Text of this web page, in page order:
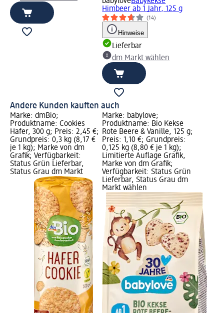
Himbeer ab 1 Jahr, 125 g
(14)
Hinweise
Lieferbar
dm Markt wählen
Andere Kunden kauften auch
Marke: dmBio;
Produktname: Cookies
Hafer, 300 g; Preis: 2,45 €;
Grundpreis: 0,3 kg (8,17 €
je 1 kg); Marke von dm
Grafik; Verfügbarkeit:
Status Grün Lieferbar,
Status Grau dm Markt
Marke: babylove;
Produktname: Bio Kekse
Rote Beere & Vanille, 125 g;
Preis: 1,10 €; Grundpreis:
0,125 kg (8,80 € je 1 kg);
Limitierte Auflage Grafik,
Marke von dm Grafik;
Verfügbarkeit: Status Grün
Lieferbar, Status Grau dm
Markt wählen